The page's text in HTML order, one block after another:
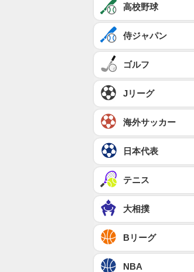
高校野球
侍ジャパン
ゴルフ
Jリーグ
海外サッカー
日本代表
テニス
大相撲
Bリーグ
NBA